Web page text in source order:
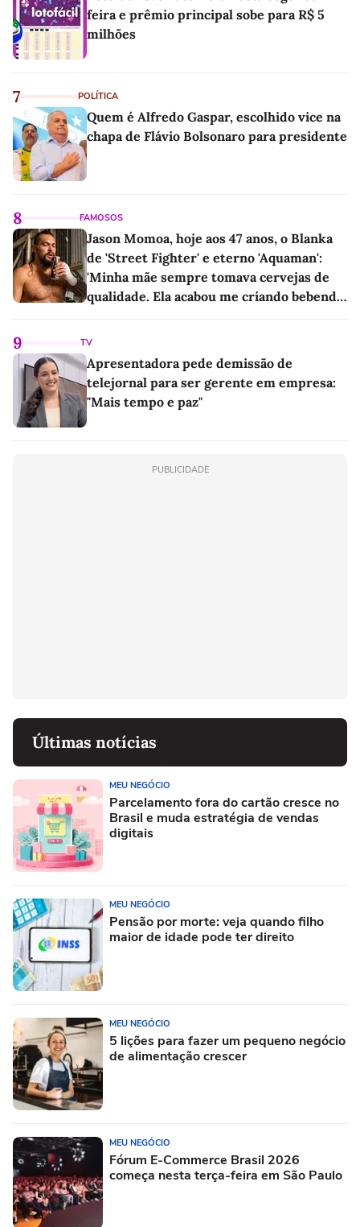
feira e prêmio principal sobe para R$ 5
milhões
7 POLÍTICA
Quem é Alfredo Gaspar, escolhido vice na
chapa de Flávio Bolsonaro para presidente
8 FAMOSOS
Jason Momoa, hoje aos 47 anos, o Blanka
de 'Street Fighter' e eterno 'Aquaman':
'Minha mãe sempre tomava cervejas de
qualidade. Ela acabou me criando bebendo
9 TV
Apresentadora pede demissão de
telejornal para ser gerente em empresa:
"Mais tempo e paz"
PUBLICIDADE
Últimas notícias
MEU NEGÓCIO
Parcelamento fora do cartão cresce no
Brasil e muda estratégia de vendas
digitais
MEU NEGÓCIO
Pensão por morte: veja quando filho
maior de idade pode ter direito
MEU NEGÓCIO
5 lições para fazer um pequeno negócio
de alimentação crescer
MEU NEGÓCIO
Fórum E-Commerce Brasil 2026
começa nesta terça-feira em São Paulo